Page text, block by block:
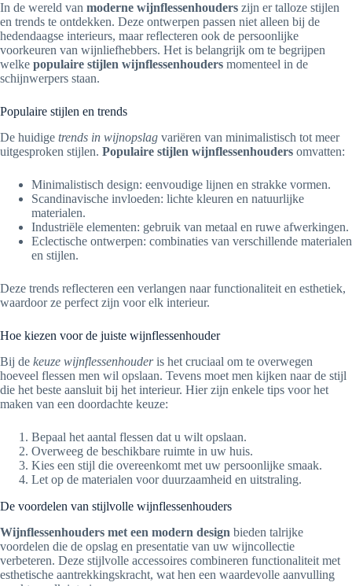
In de wereld van moderne wijnflessenhouders zijn er talloze stijlen
en trends te ontdekken. Deze ontwerpen passen niet alleen bij de
hedendaagse interieurs, maar reflecteren ook de persoonlijke
voorkeuren van wijnliefhebbers. Het is belangrijk om te begrijpen
welke populaire stijlen wijnflessenhouders momenteel in de
schijnwerpers staan.
Populaire stijlen en trends
De huidige trends in wijnopslag variëren van minimalistisch tot meer
uitgesproken stijlen. Populaire stijlen wijnflessenhouders omvatten:
Minimalistisch design: eenvoudige lijnen en strakke vormen.
Scandinavische invloeden: lichte kleuren en natuurlijke
materialen.
Industriële elementen: gebruik van metaal en ruwe afwerkingen.
Eclectische ontwerpen: combinaties van verschillende materialen
en stijlen.
Deze trends reflecteren een verlangen naar functionaliteit en esthetiek,
waardoor ze perfect zijn voor elk interieur.
Hoe kiezen voor de juiste wijnflessenhouder
Bij de keuze wijnflessenhouderis het cruciaal om te overwegen
hoeveel flessen men wil opslaan. Tevens moet men kijken naar de stijl
die het beste aansluit bij het interieur. Hier zijn enkele tips voor het
maken van een doordachte keuze:
Bepaal het aantal flessen dat u wilt opslaan.
Overweeg de beschikbare ruimte in uw huis.
Kies een stijl die overeenkomt met uw persoonlijke smaak.
Let op de materialen voor duurzaamheid en uitstraling.
De voordelen van stijlvolle wijnflessenhouders
Wijnflessenhouders met een modern design bieden talrijke
voordelen die de opslag en presentatie van uw wijncollectie
verbeteren. Deze stijlvolle accessoires combineren functionaliteit met
esthetische aantrekkingskracht, wat hen een waardevolle aanvulling